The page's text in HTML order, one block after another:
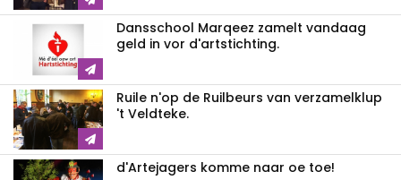
Dansschool Marqeez zamelt vandaag
geld in vor d'artstichting.
Ruile n'op de Ruilbeurs van verzamelklup
't Veldteke.
d'Artejagers komme naar oe toe!